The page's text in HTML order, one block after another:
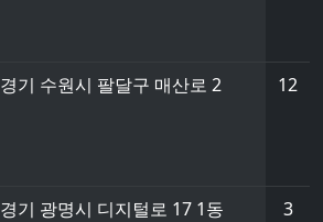
경기 수원시 팔달구 매산로 2 12
경기 광명시 디지털로 17 1동
3